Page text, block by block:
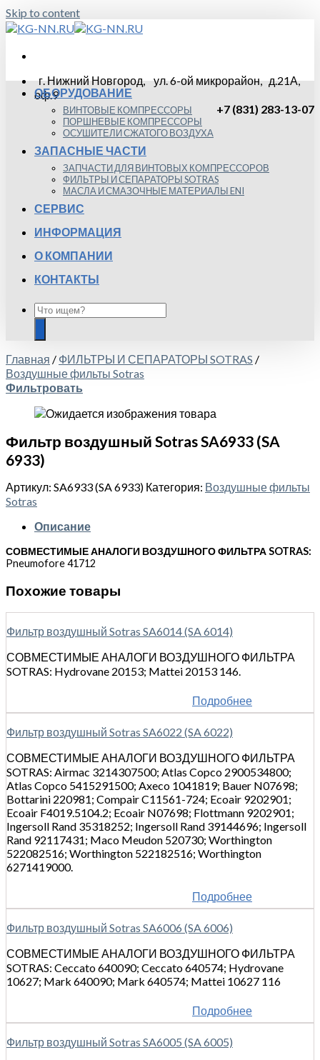
Skip to content
г. Нижний Новгород, ул. 6-ой микрорайон, д.21А,
оф.9
+7 (831) 283-13-07
ОБОРУДОВАНИЕ
ВИНТОВЫЕ КОМПРЕССОРЫ
ПОРШНЕВЫЕ КОМПРЕССОРЫ
ОСУШИТЕЛИ СЖАТОГО ВОЗДУХА
ЗАПАСНЫЕ ЧАСТИ
ЗАПЧАСТИ ДЛЯ ВИНТОВЫХ КОМПРЕССОРОВ
ФИЛЬТРЫ И СЕПАРАТОРЫ SOTRAS
МАСЛА И СМАЗОЧНЫЕ МАТЕРИАЛЫ ENI
СЕРВИС
ИНФОРМАЦИЯ
О КОМПАНИИ
КОНТАКТЫ
Главная / ФИЛЬТРЫ И СЕПАРАТОРЫ SOTRAS /
Воздушные фильты Sotras
Фильтровать
Фильтр воздушный Sotras SA6933 (SA
6933)
Артикул: SA6933 (SA 6933) Категория: Воздушные фильты
Sotras
Описание
СОВМЕСТИМЫЕ АНАЛОГИ ВОЗДУШНОГО ФИЛЬТРА SOTRAS:
Pneumofore 41712
Похожие товары
Фильтр воздушный Sotras SA6014 (SA 6014)
СОВМЕСТИМЫЕ АНАЛОГИ ВОЗДУШНОГО ФИЛЬТРА
SOTRAS: Hydrovane 20153; Mattei 20153 146.
Подробнее
Фильтр воздушный Sotras SA6022 (SA 6022)
СОВМЕСТИМЫЕ АНАЛОГИ ВОЗДУШНОГО ФИЛЬТРА
SOTRAS: Airmac 3214307500; Atlas Copco 2900534800;
Atlas Copco 5415291500; Axeco 1041819; Bauer N07698;
Bottarini 220981; Compair C11561-724; Ecoair 9202901;
Ecoair F4019.5104.2; Ecoair N07698; Flottmann 9202901;
Ingersoll Rand 35318252; Ingersoll Rand 39144696; Ingersoll
Rand 92117431; Maco Meudon 520730; Worthington
522082516; Worthington 522182516; Worthington
6271419000.
Подробнее
Фильтр воздушный Sotras SA6006 (SA 6006)
СОВМЕСТИМЫЕ АНАЛОГИ ВОЗДУШНОГО ФИЛЬТРА
SOTRAS: Ceccato 640090; Ceccato 640574; Hydrovane
10627; Mark 640090; Mark 640574; Mattei 10627 116
Подробнее
Фильтр воздушный Sotras SA6005 (SA 6005)